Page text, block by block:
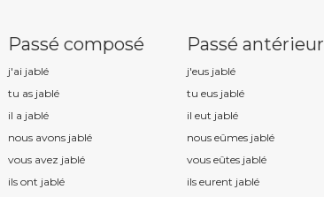
Passé composé
j'ai jablé
tu as jablé
il a jablé
nous avons jablé
vous avez jablé
ils ont jablé
Passé antérieur
j'eus jablé
tu eus jablé
il eut jablé
nous eûmes jablé
vous eûtes jablé
ils eurent jablé